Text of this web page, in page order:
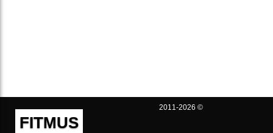
FITMUS
2011-2026 ©